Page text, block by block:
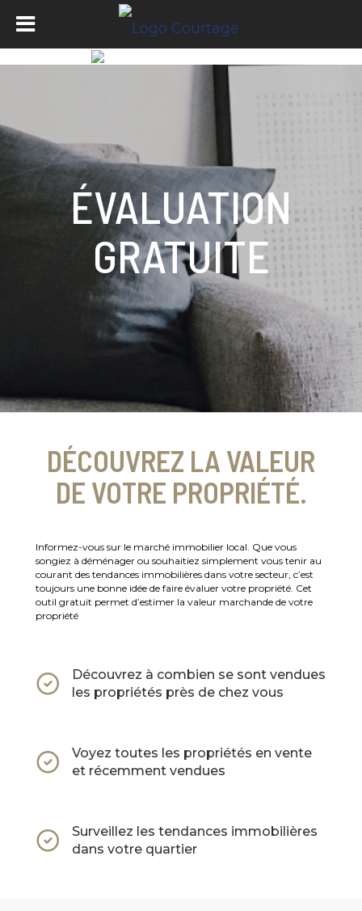
ÉVALUATION
GRATUITE
DÉCOUVREZ LA VALEUR
DE VOTRE PROPRIÉTÉ.
Informez-vous sur le marché immobilier local. Que vous
songiez à déménager ou souhaitiez simplement vous tenir au
courant des tendances immobilières dans votre secteur, c’est
toujours une bonne idée de faire évaluer votre propriété. Cet
outil gratuit permet d’estimer la valeur marchande de votre
propriété
Découvrez à combien se sont vendues
les propriétés près de chez vous
Voyez toutes les propriétés en vente
et récemment vendues
Surveillez les tendances immobilières
dans votre quartier